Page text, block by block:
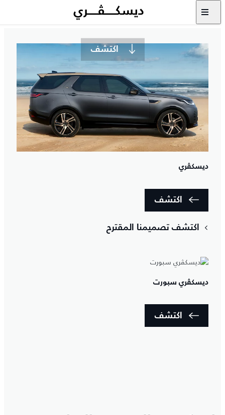
لا تتوقف عن الاكتشاف مطلقًا
اكتشف
ديسكڤري
اكتشف
اكتشف تصميمنا المقترح
ديسكڤري سبورت
اكتشف